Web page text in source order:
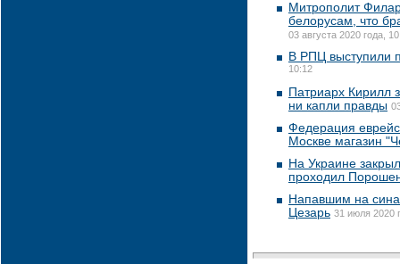
Митрополит
белорусам, что
03 августа 2020 года,
В РПЦ выступили
10:12
Патриарх Кирилл
ни капли правды
Федерация
Москве магазин
На Украине
проходил
Напавшим на
Цезарь 31 июля 2020